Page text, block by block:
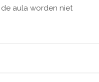
de aula worden niet